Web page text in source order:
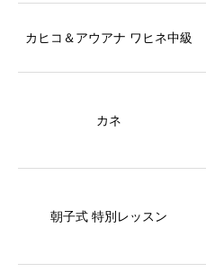
カヒコ＆アウアナ ワヒネ中級
カネ
朝子式 特別レッスン